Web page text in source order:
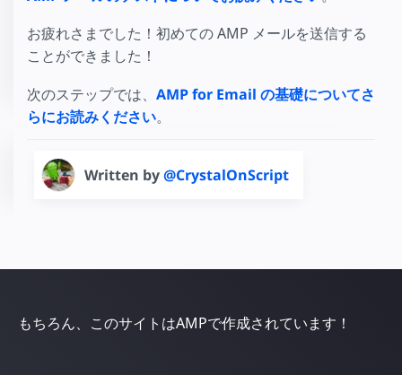
お疲れさまでした！初めての AMP メールを送信する
ことができました！
次のステップでは、 AMP for Email の基礎についてさ
らにお読みください。
Written by@CrystalOnScript
もちろん、このサイトはAMPで作成されています！